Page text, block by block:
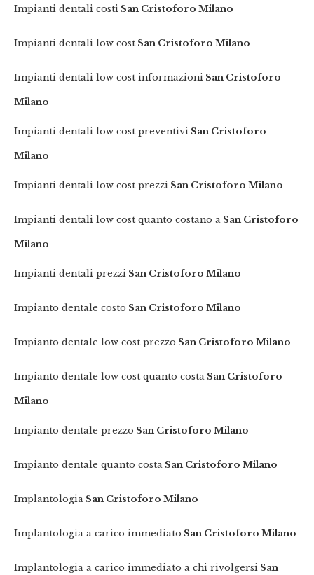
Impianti dentali costi San Cristoforo Milano
Impianti dentali low cost San Cristoforo Milano
Impianti dentali low cost informazioni San Cristoforo
Milano
Impianti dentali low cost preventivi San Cristoforo
Milano
Impianti dentali low cost prezzi San Cristoforo Milano
Impianti dentali low cost quanto costano a San Cristoforo
Milano
Impianti dentali prezzi San Cristoforo Milano
Impianto dentale costo San Cristoforo Milano
Impianto dentale low cost prezzo San Cristoforo Milano
Impianto dentale low cost quanto costa San Cristoforo
Milano
Impianto dentale prezzo San Cristoforo Milano
Impianto dentale quanto costa San Cristoforo Milano
Implantologia San Cristoforo Milano
Implantologia a carico immediato San Cristoforo Milano
Implantologia a carico immediato a chi rivolgersi San